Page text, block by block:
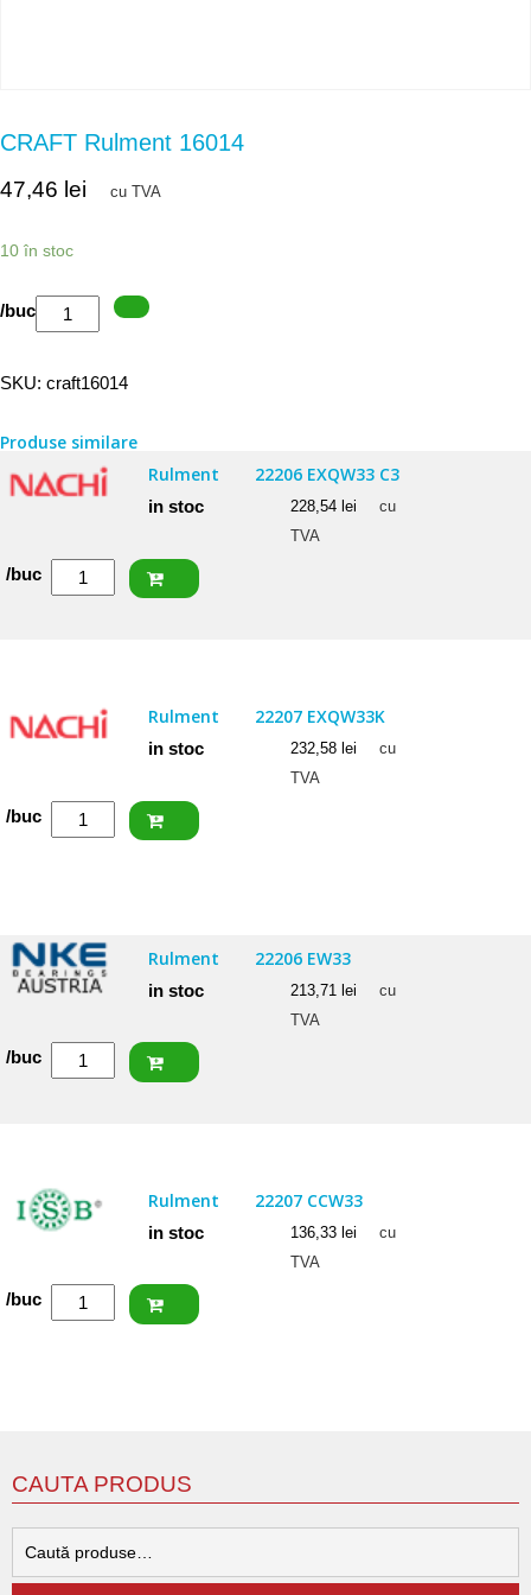
CRAFT Rulment 16014
47,46 lei cu TVA
10 în stoc
Cantitate
CRAFT
/buc
SKU: craft16014
Produse similare
Rulment
22206 EXQW33 C3
in stoc 228,54 lei
cu
TVA
Cantitate
NACHI
C3
/buc
Rulment 22207 EXQW33K
in stoc 232,58 lei
cu
TVA
Cantitate
NACHI
/buc
Rulment 22206 EW33
in stoc 213,71 lei
cu
TVA
Cantitate
/buc
Rulment 22207 CCW33
in stoc 136,33 lei
cu
TVA
Cantitate
/buc
CAUTA PRODUS